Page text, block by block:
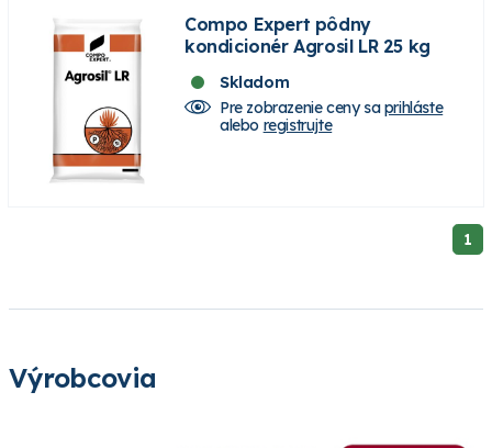
Compo Expert pôdny
kondicionér Agrosil LR 25 kg
Skladom
Pre zobrazenie ceny saprihláste
alebo registrujte
1
Výrobcovia